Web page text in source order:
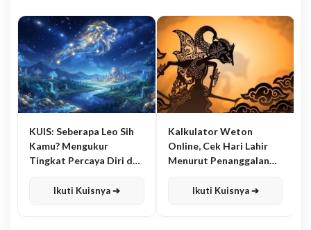
KUIS: Seberapa Leo Sih
Kamu? Mengukur
Tingkat Percaya Diri dan
Ikuti Kuisnya ➔
Kalkulator Weton
Online, Cek Hari Lahir
Menurut Penanggalan
Ikuti Kuisnya ➔